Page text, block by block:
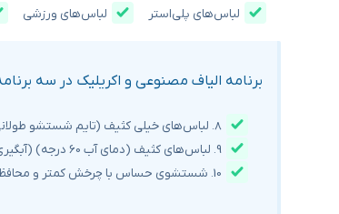
لباس‌های پلی‌استر لباس‌های ورزشی
برنامه الیاف مصنوعی و اکریلیک در سه
8. لباس‌های خیلی کثیف (تایم شستشو طولانی دمای آب 60 درجه) (آبگیری از محفظه ۱ و ۲ جاپودری)
9. لباس‌های کثیف (دمای آب 60 درجه) (آبگیری از محفظه ۲ جاپودری)
10. شستشوی حساس با چرخش کمتر و محافظت از بافت لباس